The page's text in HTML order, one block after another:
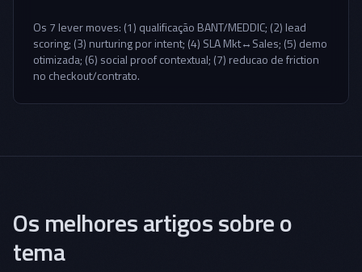
Os 7 lever moves: (1) qualificação BANT/MEDDIC; (2) lead
scoring; (3) nurturing por intent; (4) SLA Mkt↔Sales; (5) demo
otimizada; (6) social proof contextual; (7) reducao de friction
no checkout/contrato.
Os melhores artigos sobre o
tema